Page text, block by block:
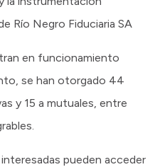
Río Negro Fiduciaria SA
en funcionamiento
se han otorgado 44
y 15 a mutuales, entre
pueden acceder